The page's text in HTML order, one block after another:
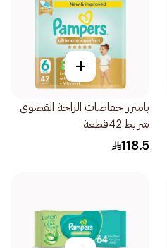
+
بامبرز حفاضات الراحة القصوى
شريط 42قطعة
118.5